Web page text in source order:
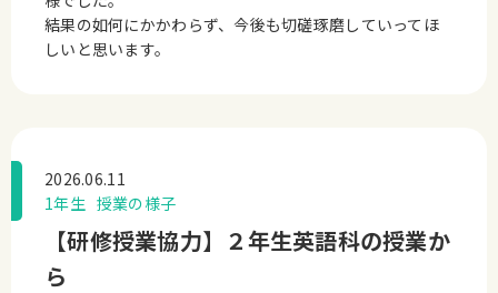
結果の如何にかかわらず、今後も切磋琢磨していってほ
しいと思います。
2026.06.11
1年生 授業の様子
【研修授業協力】２年生英語科の授業か
ら